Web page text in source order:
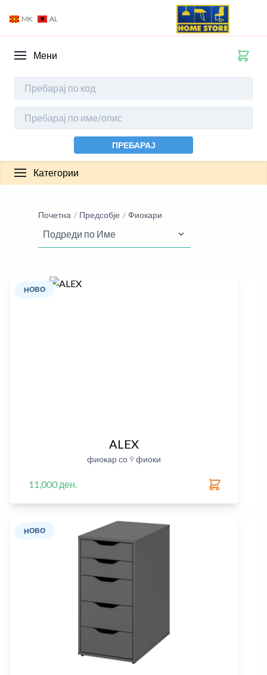
MK AL
Мени
ПРЕБАРАЈ
Категории
Почетна Предсобје Фиокари
НОВО
ALEX
фиокар со 9 фиоки
11,000 ден.
НОВО